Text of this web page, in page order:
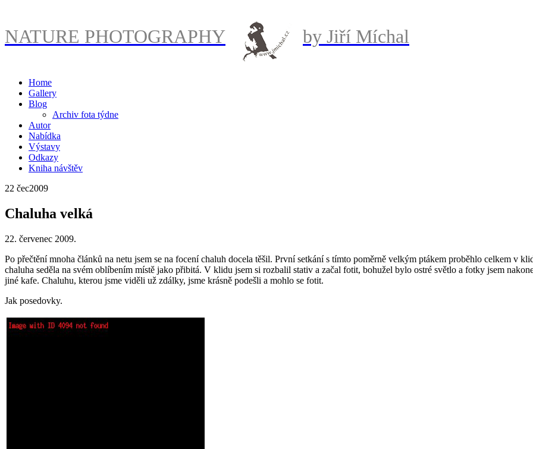
NATURE PHOTOGRAPHY by Jiří Míchal
Home
Gallery
Blog
Archiv fota týdne
Autor
Nabídka
Výstavy
Odkazy
Kniha návštěv
22 čec2009
Chaluha velká
22. červenec 2009.
Po přečtění mnoha článků na netu jsem se na focení chaluh docela těšil. První setkání s tímto poměrně velkým ptákem proběhlo celkem v
chaluha seděla na svém oblíbením místě jako přibitá. V klidu jsem si rozbalil stativ a začal fotit, bohužel bylo ostré světlo a fotky jsem
jiné kafe. Chaluhu, kterou jsme viděli už zdálky, jsme krásně podešli a mohlo se fotit.
Jak posedovky.